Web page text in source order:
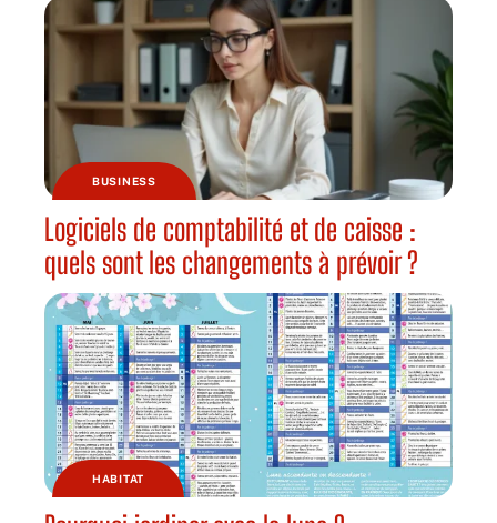
BUSINESS
Logiciels de comptabilité et de caisse :
quels sont les changements à prévoir ?
HABITAT